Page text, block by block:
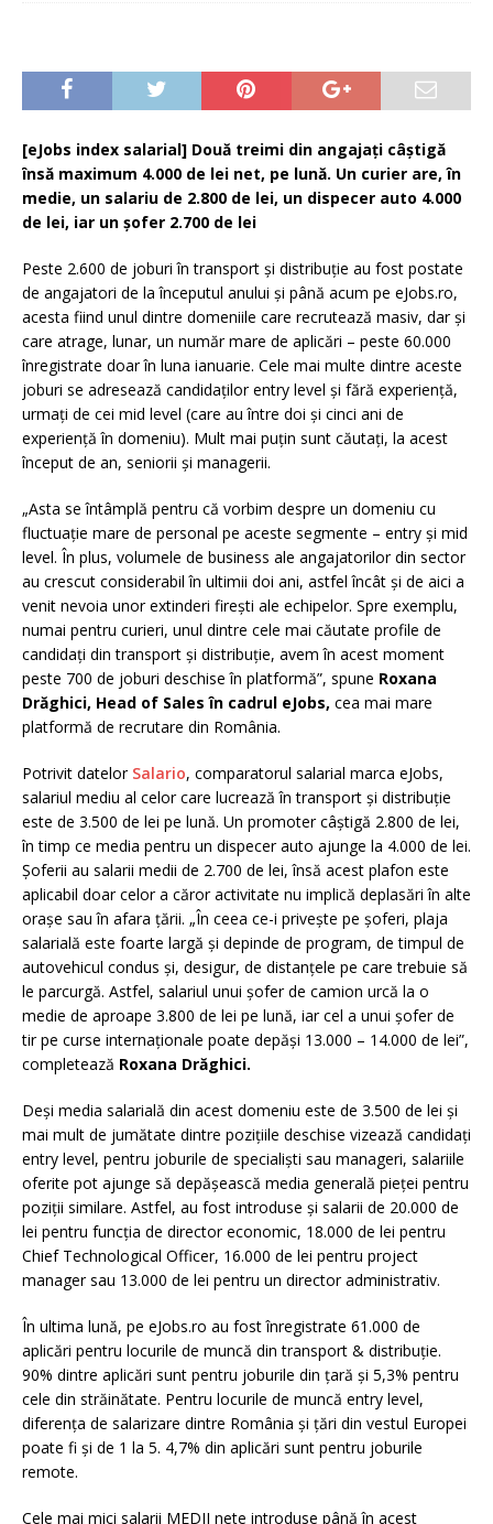
[eJobs index salarial] Două treimi din angajați câștigă
însă maximum 4.000 de lei net, pe lună. Un curier are, în
medie, un salariu de 2.800 de lei, un dispecer auto 4.000
de lei, iar un șofer 2.700 de lei
Peste 2.600 de joburi în transport și distribuție au fost postate
de angajatori de la începutul anului și până acum pe eJobs.ro,
acesta fiind unul dintre domeniile care recrutează masiv, dar și
care atrage, lunar, un număr mare de aplicări – peste 60.000
înregistrate doar în luna ianuarie. Cele mai multe dintre aceste
joburi se adresează candidaților entry level și fără experiență,
urmați de cei mid level (care au între doi și cinci ani de
experiență în domeniu). Mult mai puțin sunt căutați, la acest
început de an, seniorii și managerii.
„Asta se întâmplă pentru că vorbim despre un domeniu cu
fluctuație mare de personal pe aceste segmente – entry și mid
level. În plus, volumele de business ale angajatorilor din sector
au crescut considerabil în ultimii doi ani, astfel încât și de aici a
venit nevoia unor extinderi firești ale echipelor. Spre exemplu,
numai pentru curieri, unul dintre cele mai căutate profile de
candidați din transport și distribuție, avem în acest moment
peste 700 de joburi deschise în platformă”, spune Roxana
Drăghici, Head of Sales în cadrul eJobs, cea mai mare
platformă de recrutare din România.
Potrivit datelor Salario, comparatorul salarial marca eJobs,
salariul mediu al celor care lucrează în transport și distribuție
este de 3.500 de lei pe lună. Un promoter câștigă 2.800 de lei,
în timp ce media pentru un dispecer auto ajunge la 4.000 de lei.
Șoferii au salarii medii de 2.700 de lei, însă acest plafon este
aplicabil doar celor a căror activitate nu implică deplasări în alte
orașe sau în afara țării. „În ceea ce-i privește pe șoferi, plaja
salarială este foarte largă și depinde de program, de timpul de
autovehicul condus și, desigur, de distanțele pe care trebuie să
le parcurgă. Astfel, salariul unui șofer de camion urcă la o
medie de aproape 3.800 de lei pe lună, iar cel a unui șofer de
tir pe curse internaționale poate depăși 13.000 – 14.000 de lei”,
completează Roxana Drăghici.
Deși media salarială din acest domeniu este de 3.500 de lei și
mai mult de jumătate dintre pozițiile deschise vizează candidați
entry level, pentru joburile de specialiști sau manageri, salariile
oferite pot ajunge să depășească media generală pieței pentru
poziții similare. Astfel, au fost introduse și salarii de 20.000 de
lei pentru funcția de director economic, 18.000 de lei pentru
Chief Technological Officer, 16.000 de lei pentru project
manager sau 13.000 de lei pentru un director administrativ.
În ultima lună, pe eJobs.ro au fost înregistrate 61.000 de
aplicări pentru locurile de muncă din transport & distribuție.
90% dintre aplicări sunt pentru joburile din țară și 5,3% pentru
cele din străinătate. Pentru locurile de muncă entry level,
diferența de salarizare dintre România și țări din vestul Europei
poate fi și de 1 la 5. 4,7% din aplicări sunt pentru joburile
remote.
Cele mai mici salarii MEDII nete introduse până în acest